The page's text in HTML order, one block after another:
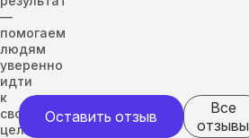
—
помогаем
людям
уверенно
идти
к
своим
целям
Оставить отзыв
Все
отзывы